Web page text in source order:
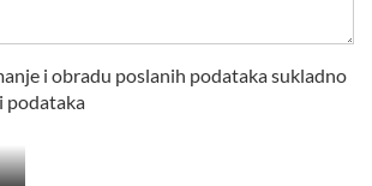
i obradu poslanih podataka sukladno
podataka